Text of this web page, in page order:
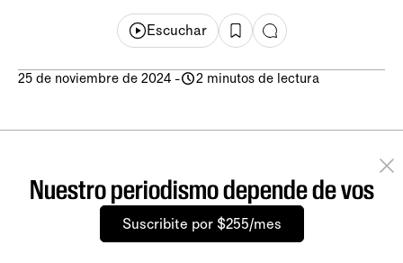
Escuchar
25 de noviembre de 2024 - 2 minutos de lectura
Nuestro periodismo depende de vos
Suscribite por $255/mes